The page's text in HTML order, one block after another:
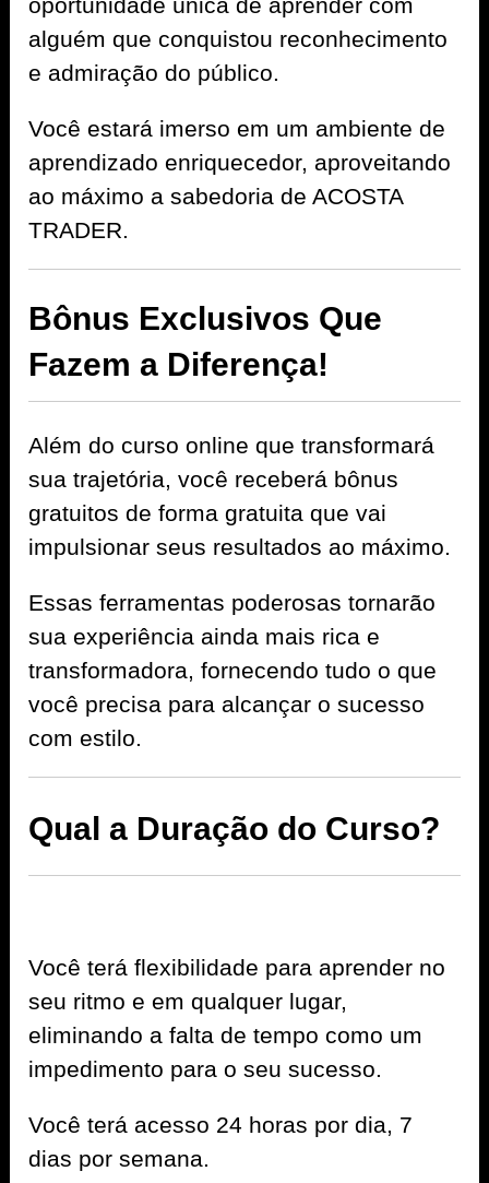
alguém que conquistou reconhecimento
e admiração do público.
Você estará imerso em um ambiente de
aprendizado enriquecedor, aproveitando
ao máximo a sabedoria de ACOSTA
TRADER.
Bônus Exclusivos Que
Fazem a Diferença!
Além do curso online que transformará
sua trajetória, você receberá bônus
gratuitos de forma gratuita que vai
impulsionar seus resultados ao máximo.
Essas ferramentas poderosas tornarão
sua experiência ainda mais rica e
transformadora, fornecendo tudo o que
você precisa para alcançar o sucesso
com estilo.
Qual a Duração do Curso?
Você terá flexibilidade para aprender no
seu ritmo e em qualquer lugar,
eliminando a falta de tempo como um
impedimento para o seu sucesso.
Você terá acesso 24 horas por dia, 7
dias por semana.